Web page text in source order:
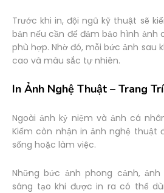
Trước khi in, đội ngũ kỹ thuật sẽ
bản nếu cần để đảm bảo hình ảnh
phù hợp. Nhờ đó, mỗi bức ảnh sau
cao và màu sắc tự nhiên.
In Ảnh Nghệ Thuật – Trang
Ngoài ảnh kỷ niệm và ảnh cá
Kiếm còn nhận in ảnh nghệ thuật
sống hoặc làm việc.
Những bức ảnh phong cảnh,
sáng tạo khi được in ra có thể